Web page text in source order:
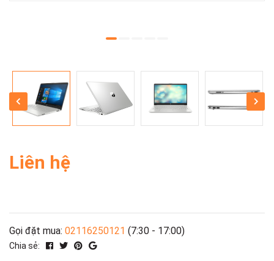
Liên hệ
Gọi đặt mua: 02116250121 (7:30 - 17:00)
Chia sẻ: